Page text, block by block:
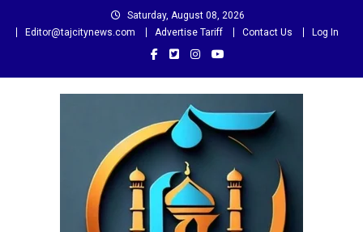
Saturday, August 08, 2026
Editor@tajcitynews.com
Advertise Tariff Contact Us Log In